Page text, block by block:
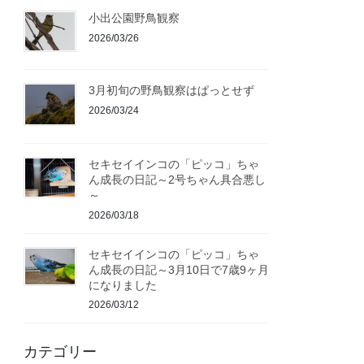
小出公園野鳥観察
2026/03/26
3月初旬の野鳥観察はぱっとせず
2026/03/24
セキセイインコの「ピッコ」ちゃ
ん成長の日記～2号ちゃん具合悪し
～
2026/03/18
セキセイインコの「ピッコ」ちゃ
ん成長の日記～3月10日で7歳9ヶ月
になりました
2026/03/12
カテゴリー